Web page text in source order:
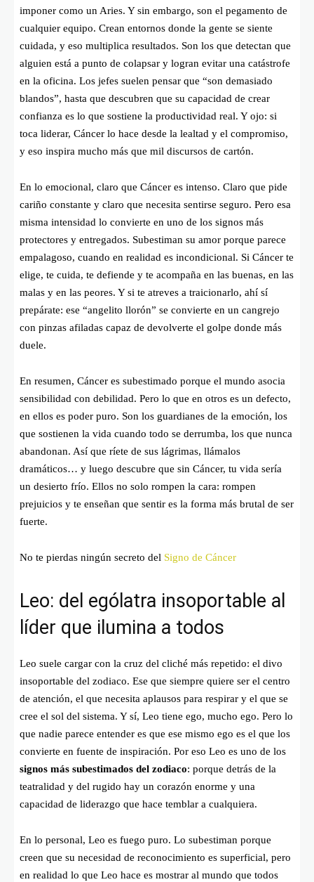
imponer como un Aries. Y sin embargo, son el pegamento de
cualquier equipo. Crean entornos donde la gente se siente
cuidada, y eso multiplica resultados. Son los que detectan que
alguien está a punto de colapsar y logran evitar una catástrofe
en la oficina. Los jefes suelen pensar que “son demasiado
blandos”, hasta que descubren que su capacidad de crear
confianza es lo que sostiene la productividad real. Y ojo: si
toca liderar, Cáncer lo hace desde la lealtad y el compromiso,
y eso inspira mucho más que mil discursos de cartón.
En lo emocional, claro que Cáncer es intenso. Claro que pide
cariño constante y claro que necesita sentirse seguro. Pero esa
misma intensidad lo convierte en uno de los signos más
protectores y entregados. Subestiman su amor porque parece
empalagoso, cuando en realidad es incondicional. Si Cáncer te
elige, te cuida, te defiende y te acompaña en las buenas, en las
malas y en las peores. Y si te atreves a traicionarlo, ahí sí
prepárate: ese “angelito llorón” se convierte en un cangrejo
con pinzas afiladas capaz de devolverte el golpe donde más
duele.
En resumen, Cáncer es subestimado porque el mundo asocia
sensibilidad con debilidad. Pero lo que en otros es un defecto,
en ellos es poder puro. Son los guardianes de la emoción, los
que sostienen la vida cuando todo se derrumba, los que nunca
abandonan. Así que ríete de sus lágrimas, llámalos
dramáticos… y luego descubre que sin Cáncer, tu vida sería
un desierto frío. Ellos no solo rompen la cara: rompen
prejuicios y te enseñan que sentir es la forma más brutal de ser
fuerte.
No te pierdas ningún secreto del Signo de Cáncer
Leo: del ególatra insoportable al
líder que ilumina a todos
Leo suele cargar con la cruz del cliché más repetido: el divo
insoportable del zodiaco. Ese que siempre quiere ser el centro
de atención, el que necesita aplausos para respirar y el que se
cree el sol del sistema. Y sí, Leo tiene ego, mucho ego. Pero lo
que nadie parece entender es que ese mismo ego es el que los
convierte en fuente de inspiración. Por eso Leo es uno de los
signos más subestimados del zodiaco: porque detrás de la
teatralidad y del rugido hay un corazón enorme y una
capacidad de liderazgo que hace temblar a cualquiera.
En lo personal, Leo es fuego puro. Lo subestiman porque
creen que su necesidad de reconocimiento es superficial, pero
en realidad lo que Leo hace es mostrar al mundo que todos